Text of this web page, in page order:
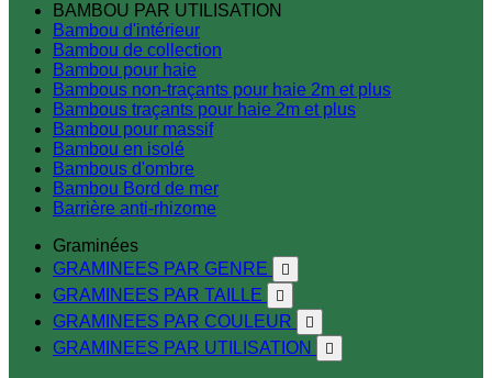
BAMBOU PAR UTILISATION
Bambou d'intérieur
Bambou de collection
Bambou pour haie
Bambous non-traçants pour haie 2m et plus
Bambous traçants pour haie 2m et plus
Bambou pour massif
Bambou en isolé
Bambous d'ombre
Bambou Bord de mer
Barrière anti-rhizome
Graminées
GRAMINEES PAR GENRE

GRAMINEES PAR TAILLE 
GRAMINEES PAR COULEUR 
GRAMINEES PAR UTILISATION 